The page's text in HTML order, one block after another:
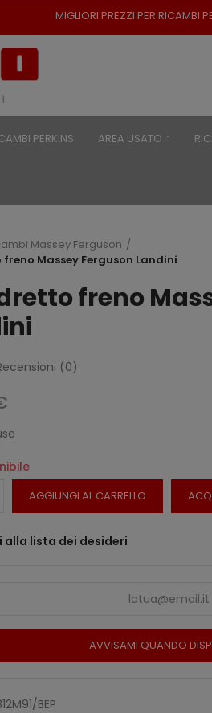
PER RICAMBI PER TRATTORI -
PERKINS AREA USATO
Massey Ferguson
Massey Ferguson Landini
freno
(0)
AGGIUNGI AL CARRELLO
alla lista dei desideri
AVVISAMI QUANDO
BEP